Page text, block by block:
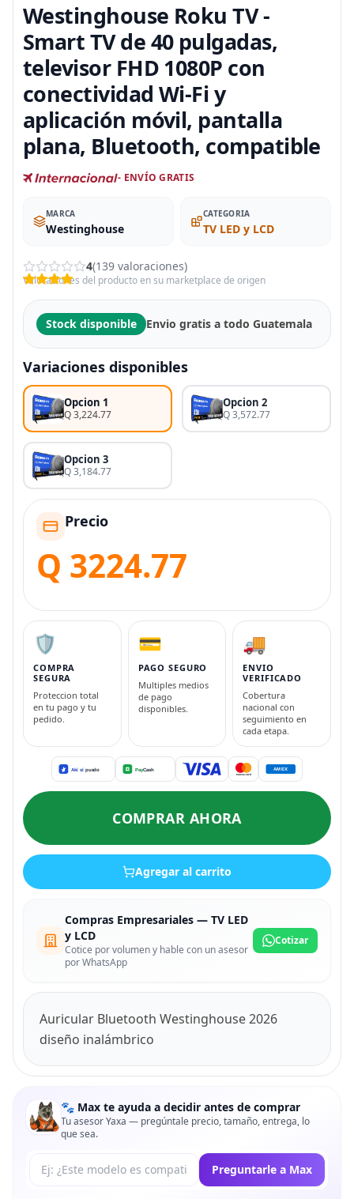
Westinghouse Roku TV -
Smart TV de 40 pulgadas,
televisor FHD 1080P con
conectividad Wi-Fi y
aplicación móvil, pantalla
plana, Bluetooth, compatible
- ENVÍO GRATIS
MARCA
Westinghouse
CATEGORIA
TV LED y LCD
4(139 valoraciones)
Valoraciones del producto en su marketplace de origen
Stock disponible Envio gratis a todo Guatemala
Variaciones disponibles
Opcion 1
Q 3,224.77
Opcion 2
Q 3,572.77
Opcion 3
Q 3,184.77
Precio
Q 3224.77
🛡️
COMPRA
SEGURA
Proteccion total
en tu pago y tu
pedido.
💳
PAGO SEGURO
Multiples medios
de pago
disponibles.
🚚
ENVIO
VERIFICADO
Cobertura
nacional con
seguimiento en
cada etapa.
COMPRAR AHORA
Agregar al carrito
Compras Empresariales — TV LED
y LCD
Cotice por volumen y hable con un asesor
por WhatsApp
Cotizar
Auricular Bluetooth Westinghouse 2026
diseño inalámbrico
🐾 Max te ayuda a decidir antes de comprar
Tu asesor Yaxa — pregúntale precio, tamaño, entrega, lo
que sea.
Tu pregunta a Max Preguntarle a Max